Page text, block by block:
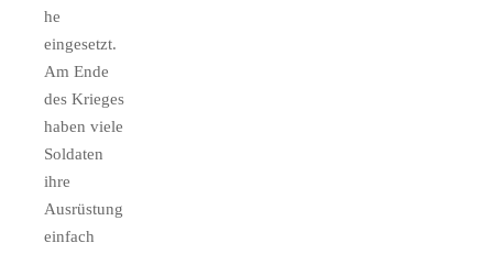
he
eingesetzt.
Am Ende
des Krieges
haben viele
Soldaten
ihre
Ausrüstung
einfach